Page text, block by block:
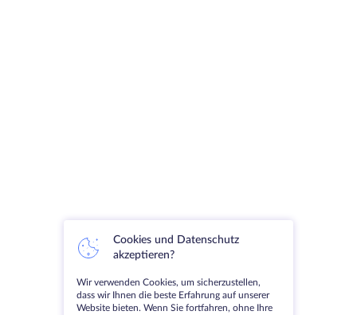
Cookies und Datenschutz
akzeptieren?
Wir verwenden Cookies, um sicherzustellen,
dass wir Ihnen die beste Erfahrung auf unserer
Website bieten. Wenn Sie fortfahren, ohne Ihre